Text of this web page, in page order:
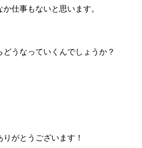
仕事もないと思います。
うなっていくんでしょうか？
がとうございます！